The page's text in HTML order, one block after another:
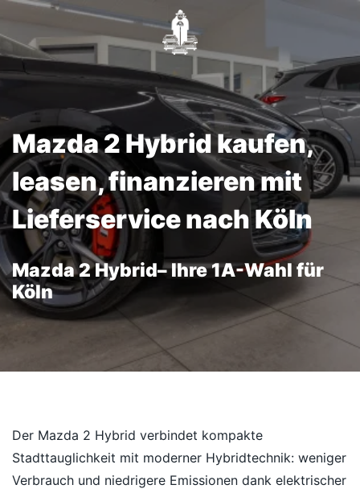
Mazda 2 Hybrid kaufen,
leasen, finanzieren mit
Lieferservice nach Köln
Mazda 2 Hybrid– Ihre 1A-Wahl für
Köln
Der Mazda 2 Hybrid verbindet kompakte
Stadttauglichkeit mit moderner Hybridtechnik: weniger
Verbrauch und niedrigere Emissionen dank elektrischer